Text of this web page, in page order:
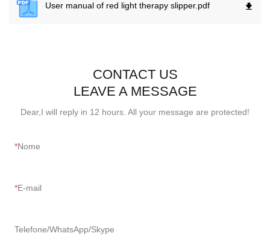
User manual of red light therapy slipper. pdf
CONTACT US
LEAVE A MESSAGE
Dear,I will reply in 12 hours. All your message are protected!
Nome
E-mail
Telefone/WhatsApp/Skype